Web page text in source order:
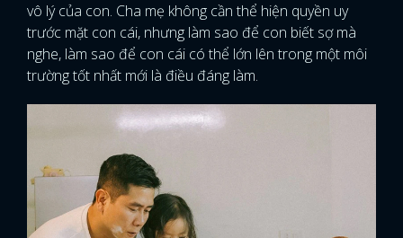
vô lý của con. Cha mẹ không cần thể hiện quyền uy
trước mặt con cái, nhưng làm sao để con biết sợ mà
nghe, làm sao để con cái có thể lớn lên trong một môi
trường tốt nhất mới là điều đáng làm.